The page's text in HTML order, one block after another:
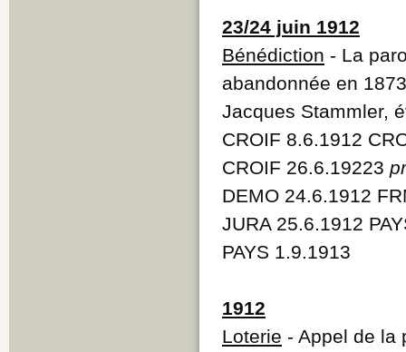
23/24 juin 1912
Bénédiction - La
abandonnée en
Jacques Stammler,
CROIF 8.6.1912
CROIF 26.6.19223
DEMO 24.6.1912
JURA 25.6.1912
PAYS 1.9.1913
1912
Loterie - Appel de la